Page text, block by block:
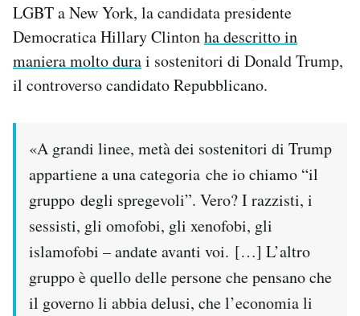
CALENDARIO
AREA PERSONALE
Newsletter
Notifiche mobile
Hai bisogno di aiuto?
Esci
LGBT a New York, la candidata presidente
Democratica Hillary Clintonha descritto in
maniera molto durai sostenitori di Donald Trump,
il controverso candidato Repubblicano.
«A grandi linee, metà dei sostenitori di Trump
appartiene a una categoria che io chiamo “il
gruppo degli spregevoli”. Vero? I razzisti, i
sessisti, gli omofobi, gli xenofobi, gli
islamofobi – andate avanti voi. […] L’altro
gruppo è quello delle persone che pensano che
il governo li abbia delusi, che l’economia li